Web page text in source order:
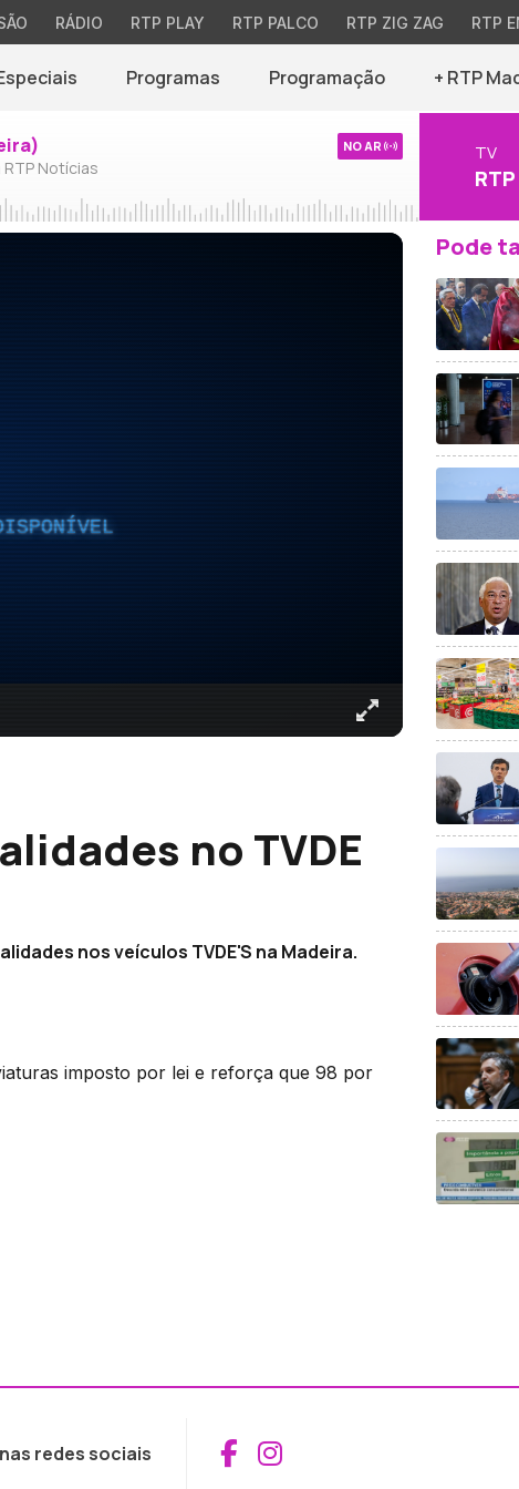
RÁDIO RTP PLAY RTP PALCO RTP ZIG ZAG RTP
Programas Programação + RTP
Notícias
NO AR TV
no TVDE
nos veículos TVDE'S na Madeira.
imposto por lei e reforça que 98 por
Pode
redes sociais Aceder ao Facebook
Aceder ao